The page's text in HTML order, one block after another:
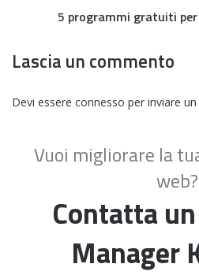
5 programmi gratuiti
Lascia un commento
Devi essere connesso per inviare
Vuoi migliorare la
web?
Contatta
Manager